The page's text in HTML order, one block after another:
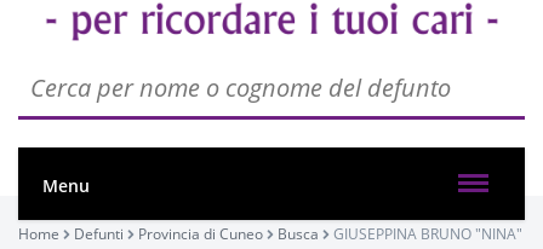
Menu
Home Defunti Provincia di Cuneo Busca
GIUSEPPINA BRUNO "NINA"